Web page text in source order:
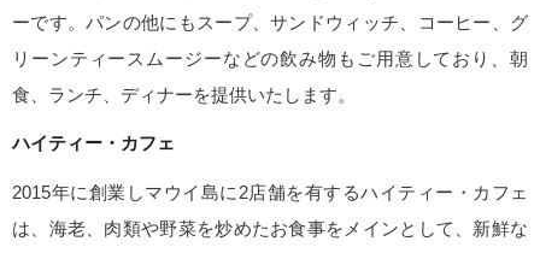
ーです。パンの他にもスープ、サンドウィッチ、コーヒー、グ
リーンティースムージーなどの飲み物もご用意しており、朝
食、ランチ、ディナーを提供いたします。
ハイティー・カフェ
2015年に創業しマウイ島に2店舗を有するハイティー・カフェ
は、海老、肉類や野菜を炒めたお食事をメインとして、新鮮な